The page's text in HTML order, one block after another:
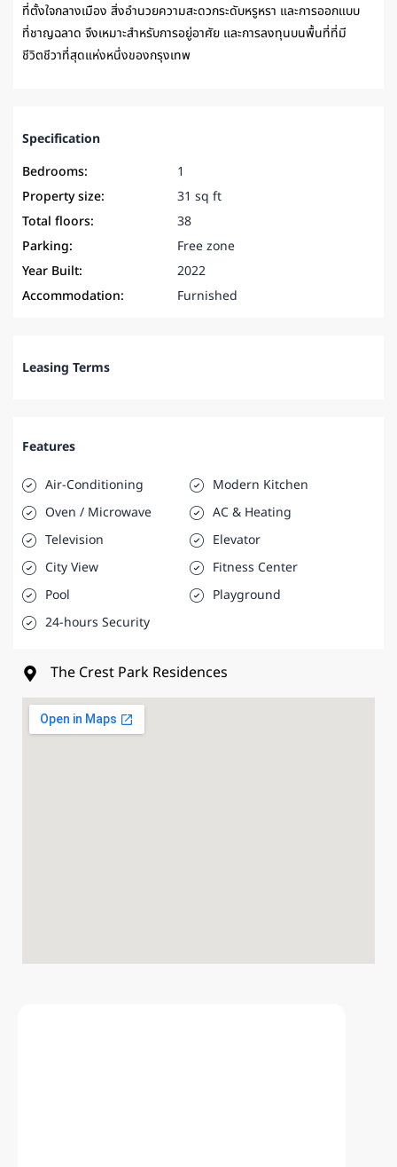
ที่ตั้งใจกลางเมือง สิ่งอำนวยความสะดวกระดับหรูหรา และการออกแบบ
ที่ชาญฉลาด จึงเหมาะสำหรับการอยู่อาศัย และการลงทุนบนพื้นที่ที่มี
ชีวิตชีวาที่สุดแห่งหนึ่งของกรุงเทพ
Specification
Bedrooms:
1
Property size:
31 sq ft
Total floors:
38
Parking:
Free zone
Year Built:
2022
Accommodation:
Furnished
Leasing Terms
Features
Air-Conditioning
Modern Kitchen
Oven / Microwave
AC & Heating
Television
Elevator
City View
Fitness Center
Pool
Playground
24-hours Security
The Crest Park Residences